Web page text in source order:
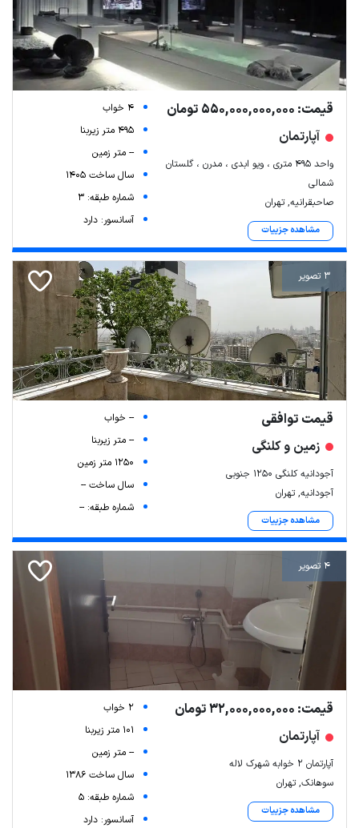
قیمت: 550,000,000,000 تومان
آپارتمان
واحد ۴۹۵ متری ، ویو ابدی ، مدرن ، گلستان
شمالی
صاحبقرانیه, تهران
مشاهده جزییات
4 خواب
495 متر زیربنا
-- متر زمین
سال ساخت 1405
شماره طبقه: 3
آسانسور: دارد
3 تصویر
قیمت توافقی
زمین و کلنگی
آجودانیه کلنگی ۱۲۵۰ جنوبی
آجودانیه, تهران
مشاهده جزییات
-- خواب
-- متر زیربنا
1250 متر زمین
سال ساخت --
شماره طبقه: --
4 تصویر
قیمت: 32,000,000,000 تومان
آپارتمان
آپارتمان ۲ خوابه شهرک لاله
سوهانک, تهران
مشاهده جزییات
2 خواب
101 متر زیربنا
-- متر زمین
سال ساخت 1386
شماره طبقه: 5
آسانسور: دارد